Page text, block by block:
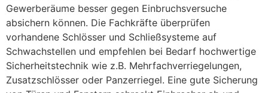
Gewerberäume besser gegen Einbruchsversuche
absichern können. Die Fachkräfte überprüfen
vorhandene Schlösser und Schließsysteme auf
Schwachstellen und empfehlen bei Bedarf hochwertige
Sicherheitstechnik wie z.B. Mehrfachverriegelungen,
Zusatzschlösser oder Panzerriegel. Eine gute Sicherung